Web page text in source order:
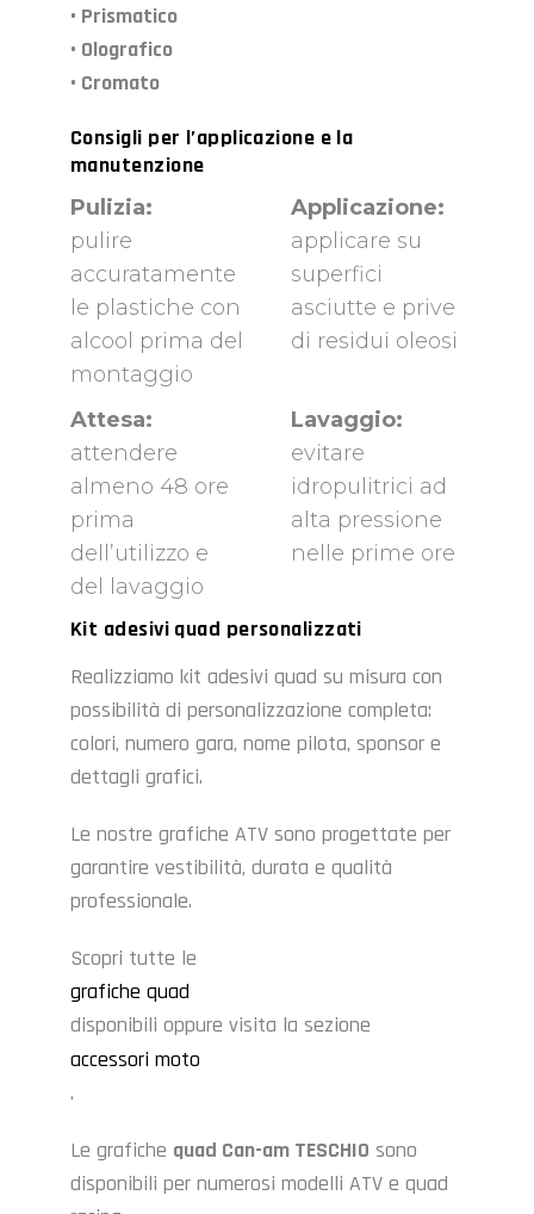
• Prismatico
• Olografico
• Cromato
Consigli per l’applicazione e la
manutenzione
Pulizia:
pulire
accuratamente
le plastiche con
alcool prima del
montaggio
Applicazione:
applicare su
superfici
asciutte e prive
di residui oleosi
Attesa:
attendere
almeno 48 ore
prima
dell’utilizzo e
del lavaggio
Lavaggio:
evitare
idropulitrici ad
alta pressione
nelle prime ore
Kit adesivi quad personalizzati
Realizziamo kit adesivi quad su misura con
possibilità di personalizzazione completa:
colori, numero gara, nome pilota, sponsor e
dettagli grafici.
Le nostre grafiche ATV sono progettate per
garantire vestibilità, durata e qualità
professionale.
Scopri tutte le
grafiche quad
disponibili oppure visita la sezione
accessori moto
.
Le grafiche quad Can-am TESCHIO sono
disponibili per numerosi modelli ATV e quad